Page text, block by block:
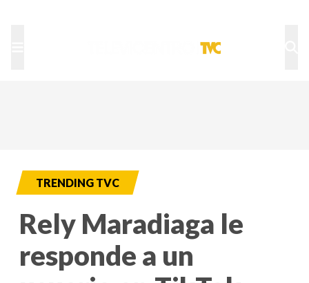
TRENDING TVC
Rely Maradiaga le
responde a un